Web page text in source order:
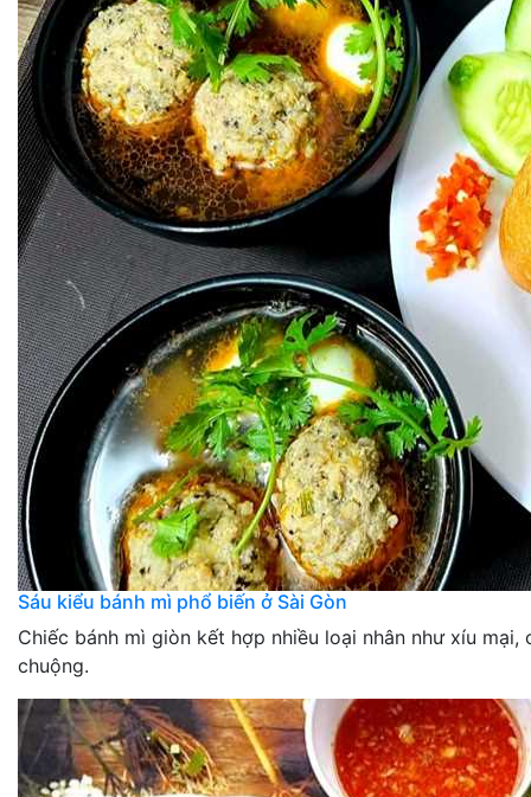
Sáu kiểu bánh mì phổ biến ở Sài Gòn
Chiếc bánh mì giòn kết hợp nhiều loại nhân như xíu
chuộng.